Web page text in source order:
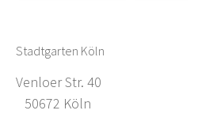
Stadtgarten Köln
Venloer Str. 40
50672 Köln